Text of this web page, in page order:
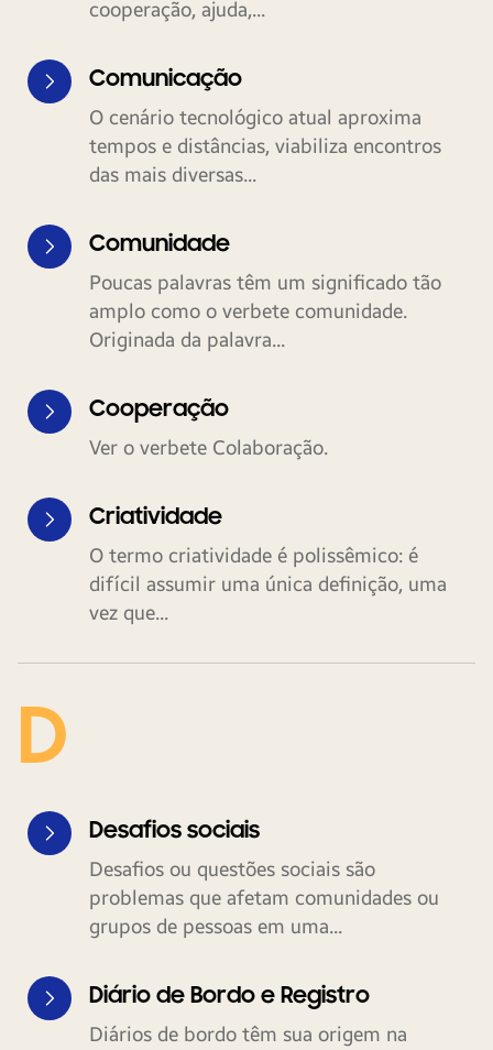
cooperação, ajuda,...
Comunicação
O cenário tecnológico atual aproxima
tempos e distâncias, viabiliza encontros
das mais diversas...
Comunidade
Poucas palavras têm um significado tão
amplo como o verbete comunidade.
Originada da palavra...
Cooperação
Ver o verbete Colaboração.
Criatividade
O termo criatividade é polissêmico: é
difícil assumir uma única definição, uma
vez que...
D
Desafios sociais
Desafios ou questões sociais são
problemas que afetam comunidades ou
grupos de pessoas em uma...
Diário de Bordo e Registro
Diários de bordo têm sua origem na